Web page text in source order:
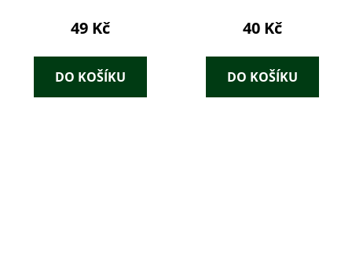
49 Kč
DO KOŠÍKU
40 Kč
DO KOŠÍKU